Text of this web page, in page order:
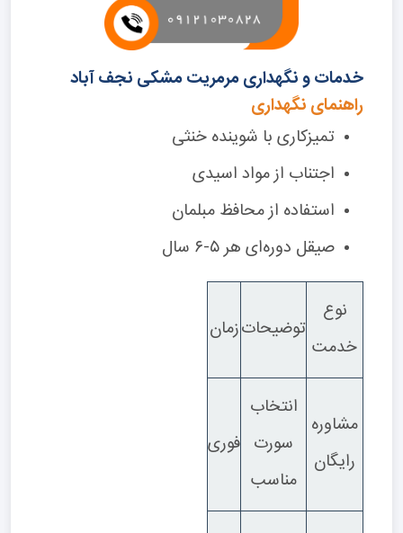
خدمات و نگهداری مرمریت مشکی نجف آباد
راهنمای نگهداری
تمیزکاری با شوینده خنثی
اجتناب از مواد اسیدی
استفاده از محافظ مبلمان
صیقل دوره‌ای هر ۵-۶ سال
نوع
خدمت
توضیحاتزمان
مشاوره
رایگان
انتخاب
سورت
مناسب
فوری